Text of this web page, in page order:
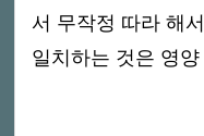
서 무작정 따라 해
일치하는 것은 영